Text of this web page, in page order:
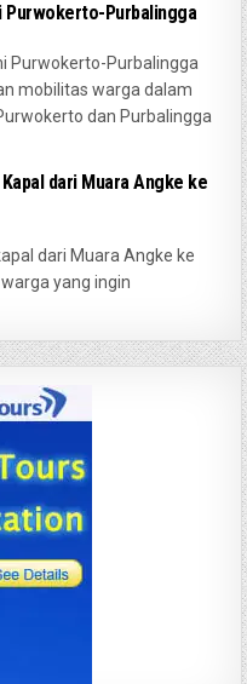
Purwokerto-Purbalingga
Purwokerto-Purbalingga
mobilitas warga dalam
dan Purbalingga
dari Muara Angke ke
dari Muara Angke ke
yang ingin